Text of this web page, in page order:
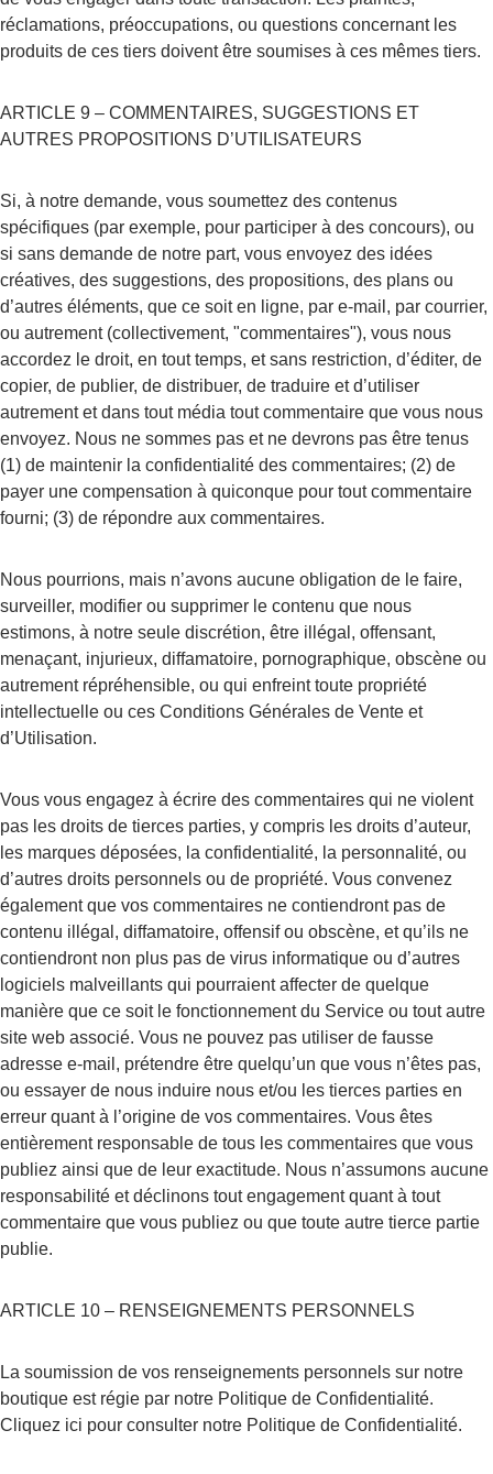
réclamations, préoccupations, ou questions concernant les
produits de ces tiers doivent être soumises à ces mêmes tiers.
ARTICLE 9 – COMMENTAIRES, SUGGESTIONS ET
AUTRES PROPOSITIONS D’UTILISATEURS
Si, à notre demande, vous soumettez des contenus
spécifiques (par exemple, pour participer à des concours), ou
si sans demande de notre part, vous envoyez des idées
créatives, des suggestions, des propositions, des plans ou
d’autres éléments, que ce soit en ligne, par e-mail, par courrier,
ou autrement (collectivement, "commentaires"), vous nous
accordez le droit, en tout temps, et sans restriction, d’éditer, de
copier, de publier, de distribuer, de traduire et d’utiliser
autrement et dans tout média tout commentaire que vous nous
envoyez. Nous ne sommes pas et ne devrons pas être tenus
(1) de maintenir la confidentialité des commentaires; (2) de
payer une compensation à quiconque pour tout commentaire
fourni; (3) de répondre aux commentaires.
Nous pourrions, mais n’avons aucune obligation de le faire,
surveiller, modifier ou supprimer le contenu que nous
estimons, à notre seule discrétion, être illégal, offensant,
menaçant, injurieux, diffamatoire, pornographique, obscène ou
autrement répréhensible, ou qui enfreint toute propriété
intellectuelle ou ces Conditions Générales de Vente et
d’Utilisation.
Vous vous engagez à écrire des commentaires qui ne violent
pas les droits de tierces parties, y compris les droits d’auteur,
les marques déposées, la confidentialité, la personnalité, ou
d’autres droits personnels ou de propriété. Vous convenez
également que vos commentaires ne contiendront pas de
contenu illégal, diffamatoire, offensif ou obscène, et qu’ils ne
contiendront non plus pas de virus informatique ou d’autres
logiciels malveillants qui pourraient affecter de quelque
manière que ce soit le fonctionnement du Service ou tout autre
site web associé. Vous ne pouvez pas utiliser de fausse
adresse e-mail, prétendre être quelqu’un que vous n’êtes pas,
ou essayer de nous induire nous et/ou les tierces parties en
erreur quant à l’origine de vos commentaires. Vous êtes
entièrement responsable de tous les commentaires que vous
publiez ainsi que de leur exactitude. Nous n’assumons aucune
responsabilité et déclinons tout engagement quant à tout
commentaire que vous publiez ou que toute autre tierce partie
publie.
ARTICLE 10 – RENSEIGNEMENTS PERSONNELS
La soumission de vos renseignements personnels sur notre
boutique est régie par notre Politique de Confidentialité.
Cliquez ici pour consulter notre Politique de Confidentialité.